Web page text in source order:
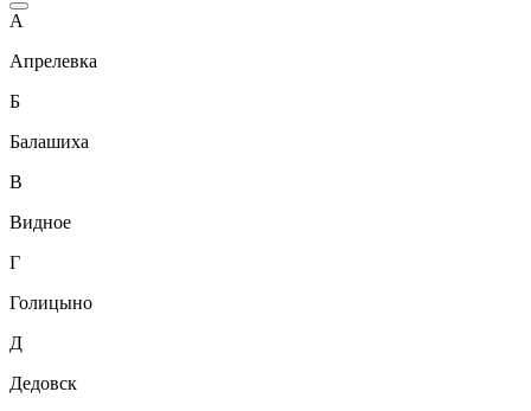
А
Апрелевка
Б
Балашиха
В
Видное
Г
Голицыно
Д
Дедовск